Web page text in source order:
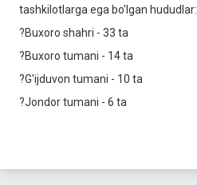
tashkilotlarga ega bo'lgan hududlar:
?Buxoro shahri - 33 ta
?Buxoro tumani - 14 ta
?G'ijduvon tumani - 10 ta
?Jondor tumani - 6 ta